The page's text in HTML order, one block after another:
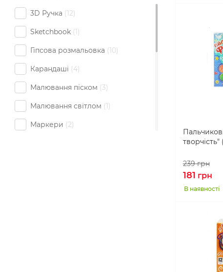
3D Ручка 12
Sketchbook 1
Гіпсова розмальовка 10
Карандаші 4
Малювання піском 3
Малювання світлом 1
Маркери 2
творчість"
239грн
181 грн
В наявності